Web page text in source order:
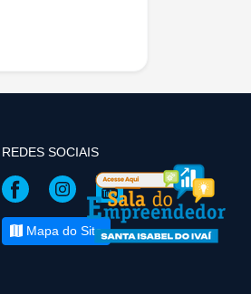
REDES SOCIAIS
Mapa do Site